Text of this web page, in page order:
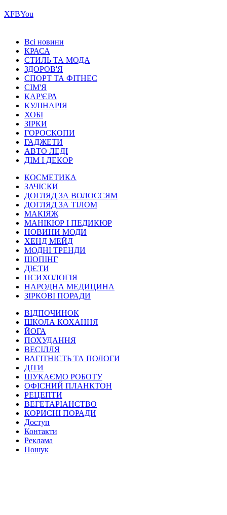
ХFBYou
Всі новини
КРАСА
СТИЛЬ ТА МОДА
ЗДОРОВ'Я
СПОРТ ТА ФІТНЕС
СІМ'Я
КАР'ЄРА
КУЛІНАРІЯ
ХОБІ
ЗІРКИ
ГОРОСКОПИ
ГАДЖЕТИ
АВТО ЛЕДІ
ДІМ І ДЕКОР
КОСМЕТИКА
ЗАЧІСКИ
ДОГЛЯД ЗА ВОЛОССЯМ
ДОГЛЯД ЗА ТІЛОМ
МАКІЯЖ
МАНІКЮР І ПЕДИКЮР
НОВИНИ МОДИ
ХЕНД МЕЙД
МОДНІ ТРЕНДИ
ШОПІНГ
ДІЄТИ
ПСИХОЛОГІЯ
НАРОДНА МЕДИЦИНА
ЗІРКОВІ ПОРАДИ
ВІДПОЧИНОК
ШКОЛА КОХАННЯ
ЙОГА
ПОХУДАННЯ
ВЕСІЛЛЯ
ВАГІТНІСТЬ ТА ПОЛОГИ
ДІТИ
ШУКАЄМО РОБОТУ
ОФІСНИЙ ПЛАНКТОН
РЕЦЕПТИ
ВЕГЕТАРІАНСТВО
КОРИСНІ ПОРАДИ
Доступ
Контакти
Реклама
Пошук